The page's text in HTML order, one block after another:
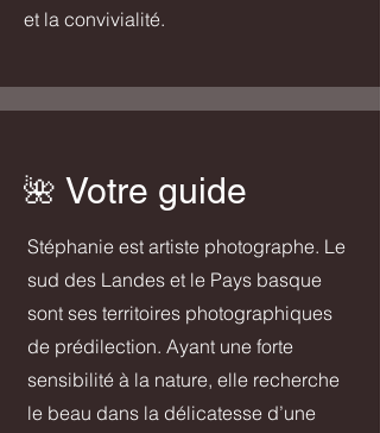
et la convivialité.
​🌺​​​ Votre guide
Stéphanie est artiste photographe. Le
sud des Landes et le Pays basque
sont ses territoires photographiques
de prédilection. Ayant une forte
sensibilité à la nature, elle recherche
le beau dans la délicatesse d’une